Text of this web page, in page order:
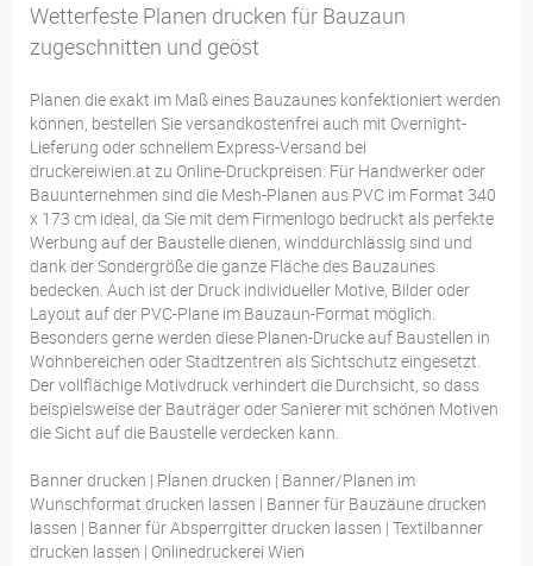
Wetterfeste Planen drucken für Bauzaun
zugeschnitten und geöst
Planen die exakt im Maß eines Bauzaunes konfektioniert werden
können, bestellen Sie versandkostenfrei auch mit Overnight-
Lieferung oder schnellem Express-Versand bei
druckereiwien.at zu Online-Druckpreisen. Für Handwerker oder
Bauunternehmen sind die Mesh-Planen aus PVC im Format 340
x 173 cm ideal, da Sie mit dem Firmenlogo bedruckt als perfekte
Werbung auf der Baustelle dienen, winddurchlässig sind und
dank der Sondergröße die ganze Fläche des Bauzaunes
bedecken. Auch ist der Druck individueller Motive, Bilder oder
Layout auf der PVC-Plane im Bauzaun-Format möglich.
Besonders gerne werden diese Planen-Drucke auf Baustellen in
Wohnbereichen oder Stadtzentren als Sichtschutz eingesetzt.
Der vollflächige Motivdruck verhindert die Durchsicht, so dass
beispielsweise der Bauträger oder Sanierer mit schönen Motiven
die Sicht auf die Baustelle verdecken kann.
Banner drucken | Planen drucken | Banner/Planen im
Wunschformat drucken lassen | Banner für Bauzäune drucken
lassen | Banner für Absperrgitter drucken lassen | Textilbanner
drucken lassen | Onlinedruckerei Wien